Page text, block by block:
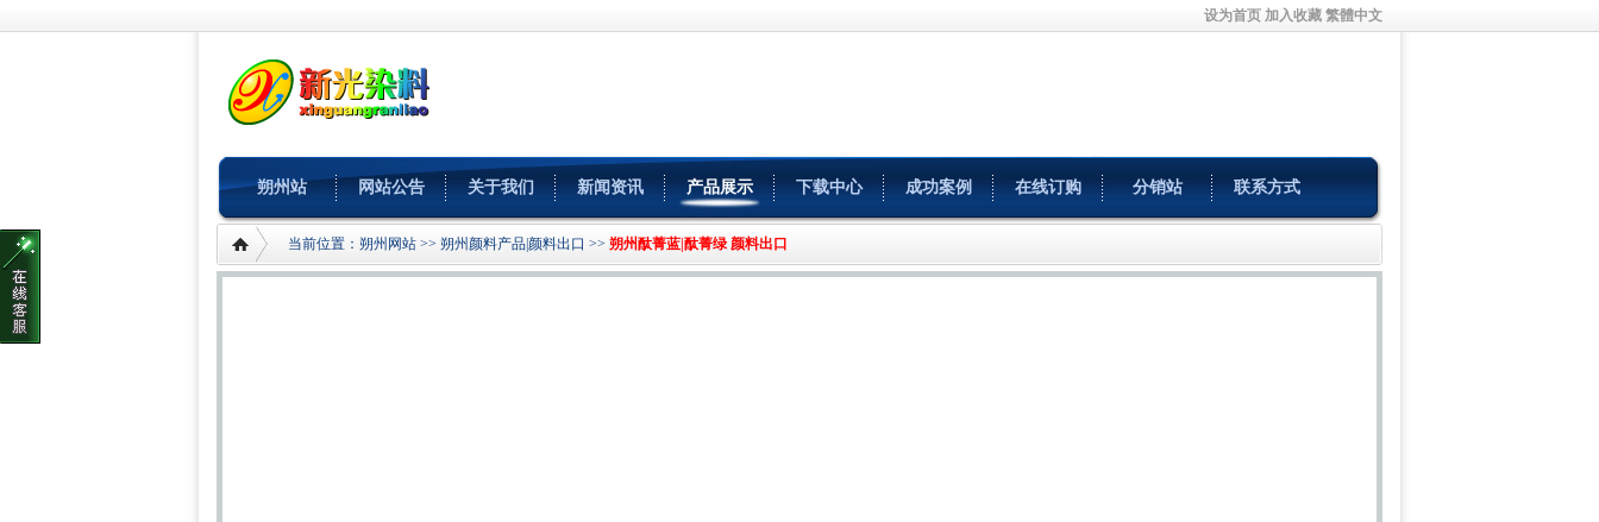
设为首页 加入收藏 繁體中文
朔州站 网站公告 关于我们 新闻资讯 产品展示 下载中心 成功案例 在线订购 分销站 联系方式
当前位置： 朔州网站 >> 朔州颜料产品|颜料出口 >> 朔州酞菁蓝|酞菁绿 颜料出口